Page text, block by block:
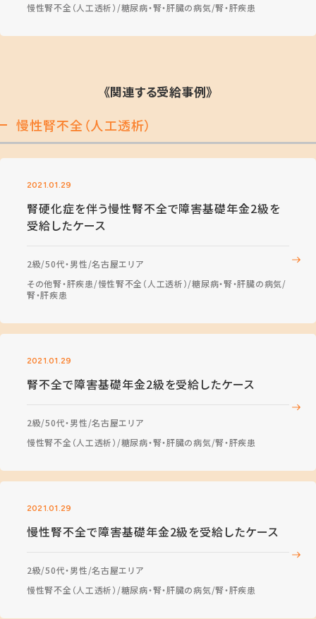
慢性腎不全（人工透析） 糖尿病・腎・肝臓の病気 腎・肝疾患
《関連する受給事例》
慢性腎不全（人工透析）
2021.01.29
腎硬化症を伴う慢性腎不全で障害基礎年金2級を
受給したケース
2級 50代・男性 名古屋エリア
その他腎・肝疾患 慢性腎不全（人工透析） 糖尿病・腎・肝臓の病気
腎・肝疾患
2021.01.29
腎不全で障害基礎年金2級を受給したケース
2級 50代・男性 名古屋エリア
慢性腎不全（人工透析） 糖尿病・腎・肝臓の病気 腎・肝疾患
2021.01.29
慢性腎不全で障害基礎年金2級を受給したケース
2級 50代・男性 名古屋エリア
慢性腎不全（人工透析） 糖尿病・腎・肝臓の病気 腎・肝疾患